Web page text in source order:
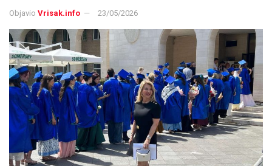
Objavio Vrisak.info 23/05/2026